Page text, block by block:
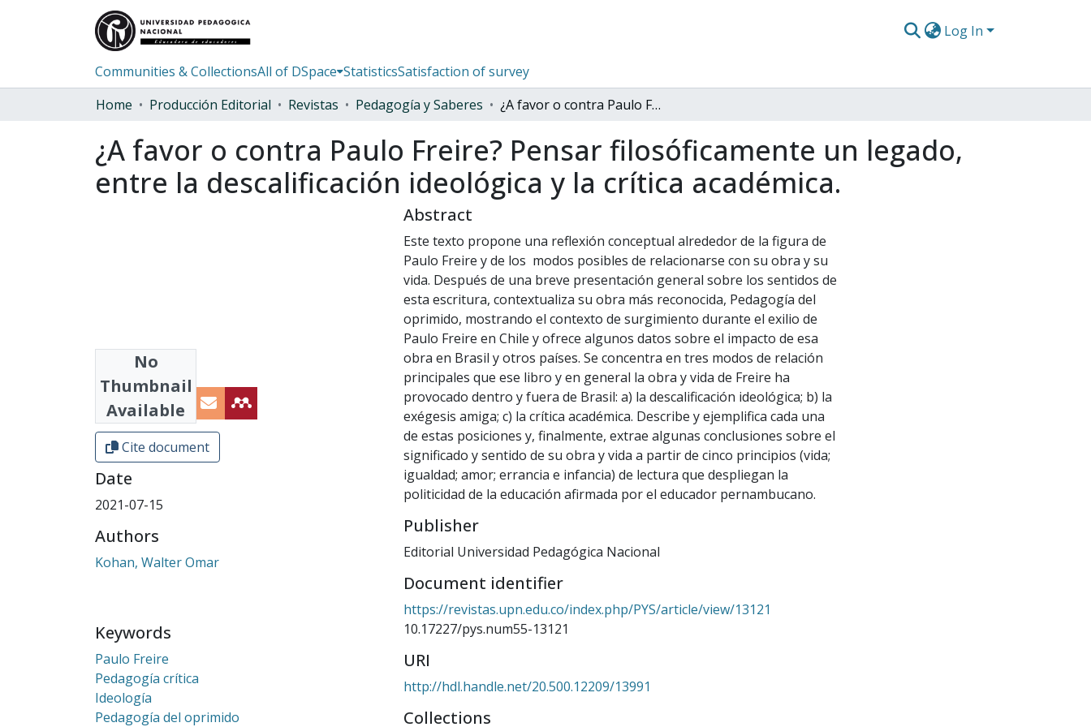
Log In
Communities & CollectionsAll of DSpace StatisticsSatisfaction of survey
Home
Producción Editorial Revistas Pedagogía y Saberes ¿A favor o contra Paulo Freire? Pensar filosóficamente un legado, entre la descalificación ideológica y la crítica académica.
¿A favor o contra Paulo Freire? Pensar filosóficamente un legado,
entre la descalificación ideológica y la crítica académica.
No
Thumbnail
Available
Share
Cite document
Date
2021-07-15
Authors
Kohan, Walter Omar
Keywords
Paulo Freire
Pedagogía crítica
Ideología
Pedagogía del oprimido
Abstract
Este texto propone una reflexión conceptual alrededor de la figura de
Paulo Freire y de los modos posibles de relacionarse con su obra y su
vida. Después de una breve presentación general sobre los sentidos de
esta escritura, contextualiza su obra más reconocida, Pedagogía del
oprimido, mostrando el contexto de surgimiento durante el exilio de
Paulo Freire en Chile y ofrece algunos datos sobre el impacto de esa
obra en Brasil y otros países. Se concentra en tres modos de relación
principales que ese libro y en general la obra y vida de Freire ha
provocado dentro y fuera de Brasil: a) la descalificación ideológica; b) la
exégesis amiga; c) la crítica académica. Describe y ejemplifica cada una
de estas posiciones y, finalmente, extrae algunas conclusiones sobre el
significado y sentido de su obra y vida a partir de cinco principios (vida;
igualdad; amor; errancia e infancia) de lectura que despliegan la
politicidad de la educación afirmada por el educador pernambucano.
Publisher
Editorial Universidad Pedagógica Nacional
Document identifier
https://revistas.upn.edu.co/index.php/PYS/article/view/13121
10.17227/pys.num55-13121
URI
http://hdl.handle.net/20.500.12209/13991
Collections